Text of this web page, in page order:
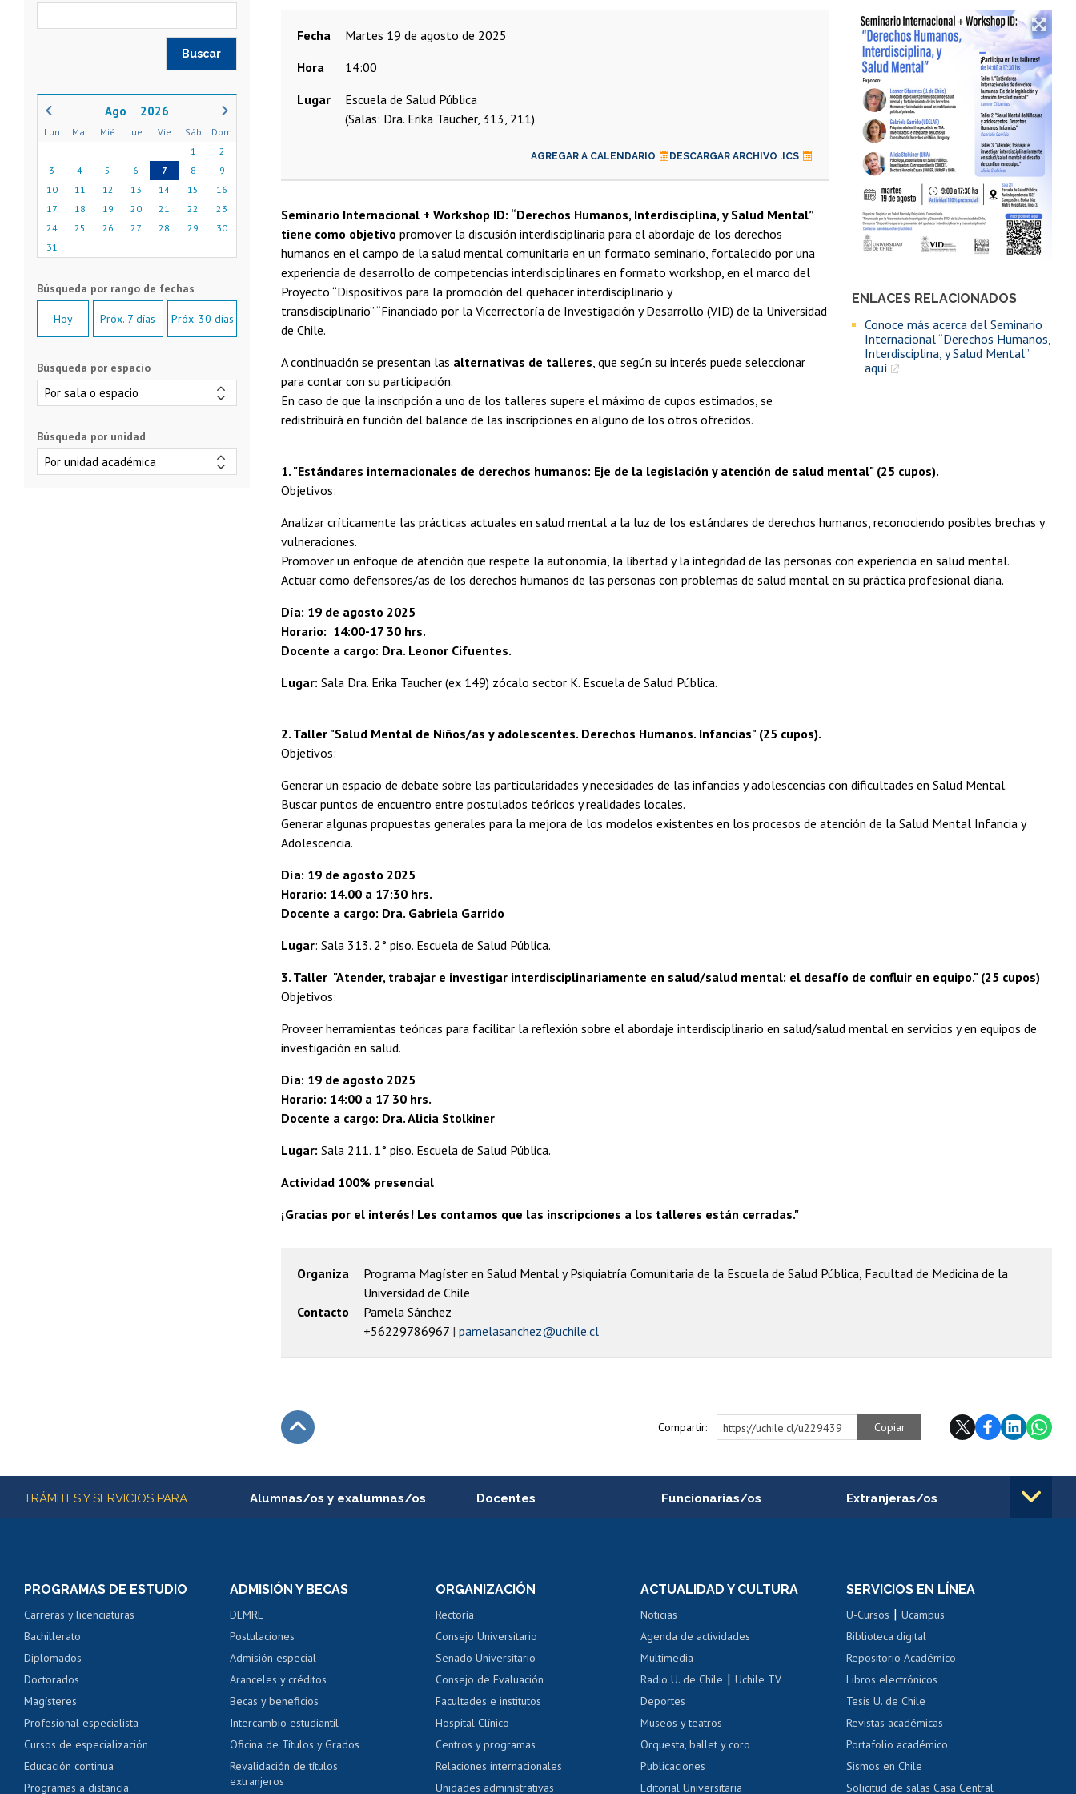
ENLACES RELACIONADOS
Conoce más acerca del Seminario
Internacional “Derechos Humanos,
Interdisciplina, y Salud Mental”
aquí
Fecha
martes 19 de agosto de 2025
Hora
14:00
Lugar
Escuela de Salud Pública
(Salas: Dra. Erika Taucher, 313, 211)
AGREGAR A CALENDARIO DESCARGAR ARCHIVO .ICS
Seminario Internacional + Workshop ID: “Derechos Humanos, Interdisciplina, y Salud Mental”
tiene como objetivo promover la discusión interdisciplinaria para el abordaje de los derechos
humanos en el campo de la salud mental comunitaria en un formato seminario, fortalecido por una
experiencia de desarrollo de competencias interdisciplinares en formato workshop, en el marco del
Proyecto “Dispositivos para la promoción del quehacer interdisciplinario y
transdisciplinario” “Financiado por la Vicerrectoría de Investigación y Desarrollo (VID) de la Universidad
de Chile.
A continuación se presentan las alternativas de talleres , que según su interés puede seleccionar
para contar con su participación.
En caso de que la inscripción a uno de los talleres supere el máximo de cupos estimados, se
redistribuirá en función del balance de las inscripciones en alguno de los otros ofrecidos.
1. "Estándares internacionales de derechos humanos: Eje de la legislación y atención de salud mental" (25 cupos).
Objetivos:
Analizar críticamente las prácticas actuales en salud mental a la luz de los estándares de derechos humanos, reconociendo posibles brechas y
vulneraciones.
Promover un enfoque de atención que respete la autonomía, la libertad y la integridad de las personas con experiencia en salud mental.
Actuar como defensores/as de los derechos humanos de las personas con problemas de salud mental en su práctica profesional diaria.
Día: 19 de agosto 2025
Horario: 14:00-17 30 hrs.
Docente a cargo: Dra. Leonor Cifuentes.
Lugar: Sala Dra. Erika Taucher (ex 149) zócalo sector K. Escuela de Salud Pública.
2. Taller "Salud Mental de Niños/as y adolescentes. Derechos Humanos. Infancias" (25 cupos).
Objetivos:
Generar un espacio de debate sobre las particularidades y necesidades de las infancias y adolescencias con dificultades en Salud Mental.
Buscar puntos de encuentro entre postulados teóricos y realidades locales.
Generar algunas propuestas generales para la mejora de los modelos existentes en los procesos de atención de la Salud Mental Infancia y
Adolescencia.
Día: 19 de agosto 2025
Horario: 14.00 a 17:30 hrs.
Docente a cargo: Dra. Gabriela Garrido
Lugar: Sala 313. 2° piso. Escuela de Salud Pública.
3. Taller "Atender, trabajar e investigar interdisciplinariamente en salud/salud mental: el desafío de confluir en equipo." (25 cupos)
Objetivos:
Proveer herramientas teóricas para facilitar la reflexión sobre el abordaje interdisciplinario en salud/salud mental en servicios y en equipos de
investigación en salud.
Día: 19 de agosto 2025
Horario: 14:00 a 17 30 hrs.
​Docente a cargo: Dra. Alicia Stolkiner
Lugar: Sala 211. 1° piso. Escuela de Salud Pública.
Actividad 100% presencial
¡Gracias por el interés! Les contamos que las inscripciones a los talleres están cerradas."
Organiza
Programa Magíster en Salud Mental y Psiquiatría Comunitaria de la Escuela de Salud Pública, Facultad de Medicina de la
Universidad de Chile
Contacto
Pamela Sánchez
+56229786967
pamelasanchez@uchile.cl
Compartir: https://uchile.cl/u229439 Copiar
2026
Lun Mar Mié Jue Vie Sáb
Dom
1
2
3
4 5 6 7 8
9
10
11 12 13 14 15
16
17
18 19 20 21 22
23
24
25 26 27 28 29
30
31
Hoy Próx. 7 días Próx. 30 días
Búsqueda por espacio
Búsqueda por unidad
Más información
TRÁMITES Y SERVICIOS PARA Alumnas/os y exalumnas/os
Consulta y certificado de notas
Servicio médico y dental
Pago de arancel y crédito alumnos
Pago de arancel y crédito exalumnos
Certificado de títulos y grados
Docentes
Perfeccionamiento
Evaluación docente
Calificación académica
Postulación al AUCAI
Funcionarias/os
Portal de movilidad interna
Certificado de renta
Certificado de renta
Gestión de correo uchile
Extranjeras/os
Movilidad Estudiantil
Cursos de español
Acoso laboral, sexual y violencia
PROGRAMAS DE ESTUDIO
Carreras y licenciaturas
Bachillerato
Diplomados
Doctorados
Magísteres
Profesional especialista
Cursos de especialización
Educación continua
Programas a distancia
ADMISIÓN Y BECAS
DEMRE
Postulaciones
Admisión especial
Aranceles y créditos
Becas y beneficios
Intercambio estudiantil
Oficina de Títulos y Grados
Revalidación de títulos
extranjeros
ORGANIZACIÓN
Rectoría
Consejo Universitario
Senado Universitario
Consejo de Evaluación
Facultades e institutos
Hospital Clínico
Centros y programas
Relaciones internacionales
Unidades administrativas
ACTUALIDAD Y CULTURA
Noticias
Agenda de actividades
Multimedia
Radio U. de Chile |Uchile TV
Deportes
Museos y teatros
Orquesta, ballet y coro
Publicaciones
Editorial Universitaria
SERVICIOS EN LÍNEA
U-Cursos |Ucampus
Biblioteca digital
Repositorio Académico
Libros electrónicos
Tesis U. de Chile
Revistas académicas
Portafolio académico
Sismos en Chile
Solicitud de salas Casa Central